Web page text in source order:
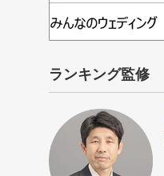
ランキング監修